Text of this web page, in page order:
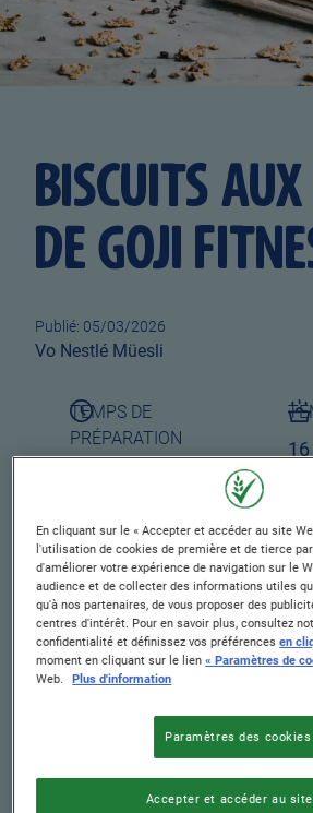
BISCUITS
DE GOJI
Publié: 05/03/2026
Author
Vo Nestlé Müesli
TEMPS DE
PRÉPARATION
15 min.
PORTIONS
8
En cliquant sur le « Accepter et accéder au site
l'utilisation de cookies de première et de tierce
d'améliorer votre expérience de navigation sur le
audience et de collecter des informations utiles
qu'à nos partenaires, de vous proposer des
centres d'intérêt. Pour en savoir plus, consultez
confidentialité et définissez vos préférencesen
moment en cliquant sur le lien« Paramètres de
Web.
Plus d'information
Paramètres des cookies
Accepter et accéder au